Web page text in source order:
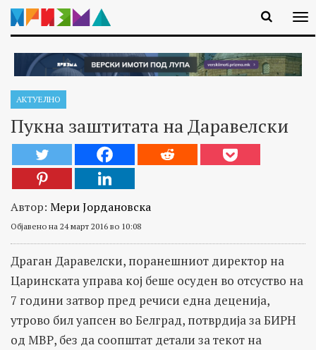
АКТУЕЛНО
Пукна заштитата на Даравелски
Автор: Мери Јордановска
Објавено на 24 март 2016 во 10:08
Драган Даравелски, поранешниот директор на
Царинската управа кој беше осуден во отсуство на
7 години затвор пред речиси една деценија,
утрово бил уапсен во Белград, потврдија за БИРН
од МВР, без да соопштат детали за текот на